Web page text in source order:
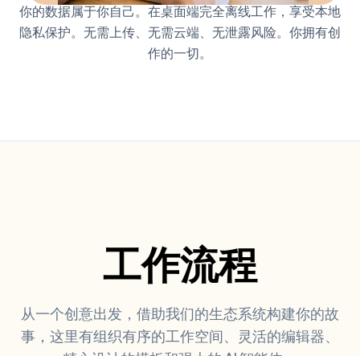
你的数据属于你自己。在桌面端完全离线工作，享受本地
隐私保护。无需上传、无需云端、无泄露风险。你拥有创
作的一切。
工作流程
从一个创意出发，借助我们的生态系统构建你的故
事，这里有组织有序的工作空间、灵活的编辑器、